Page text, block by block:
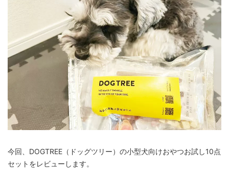
今回、DOGTREE（ドッグツリー）の小型犬向けおやつお試し10点
セットをレビューします。